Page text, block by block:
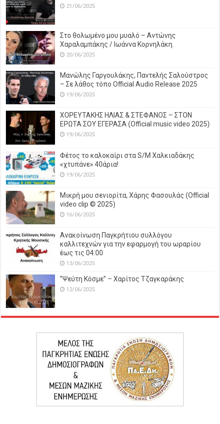
21/06/2025
Στο θολωμένο μου μυαλό – Αντώνης
Χαραλαμπάκης / Ιωάννα Κορνηλάκη.
20/06/2025
Μανώλης Γαργουλάκης, Παντελής Σαλούστρος
– Σε λάθος τόπο Official Audio Release 2025
19/06/2025
ΧΟΡΕΥΤΑΚΗΣ ΗΛΙΑΣ & ΣΤΕΦΑΝΟΣ – ΣΤΟΝ
ΕΡΩΤΑ ΣΟΥ ΕΓΕΡΑΣΑ (Official music video 2025)
19/06/2025
Φέτος το καλοκαίρι στα S/M Χαλκιαδάκης
«χτυπάνε» 40άρια!
19/06/2025
Μικρή μου σενιορίτα, Χάρης Φασουλάς (Official
video clip © 2025)
16/06/2025
Ανακοίνωση Παγκρήτιου συλλόγου
καλλιτεχνών για την εφαρμογή του ωραρίου
έως τις 04:00
13/06/2025
‘’Ψεύτη Κόσμε’’ – Χαρίτος Τζαγκαράκης
12/06/2025